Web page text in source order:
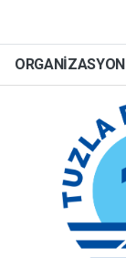
ORGANIZASYON